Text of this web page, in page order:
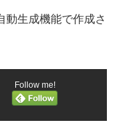
動生成機能で作成さ
Follow me!